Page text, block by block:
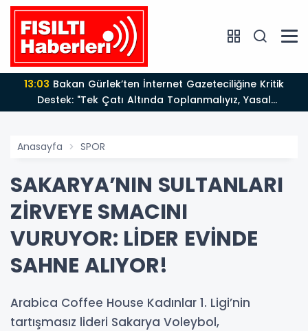
13:03
Destek: "Tek Çatı Altında Toplanmalıyız, Yasal
Düzenlemeye Hazırız"
Anasayfa SPOR
SAKARYA’NIN SULTANLARI
ZİRVEYE SMACINI
VURUYOR: LİDER EVİNDE
SAHNE ALIYOR!
Arabica Coffee House Kadınlar 1. Ligi’nin
tartışmasız lideri Sakarya Voleybol,